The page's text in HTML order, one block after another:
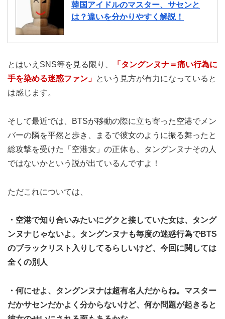
韓国アイドルのマスター、サセンと
は？違いを分かりやすく解説！
とはいえSNS等を見る限り、
「タングンヌナ＝痛い行為に
手を染める迷惑ファン」 という見方が有力になっていると
は感じます。
そして最近では、BTSが移動の際に立ち寄った空港でメン
バーの隣を平然と歩き、まるで彼女のように振る舞ったと
総攻撃を受けた「空港女」の正体も、タングンヌナその人
ではないかという説が出ているんですよ！
ただこれについては、
・空港で知り合いみたいにグクと接していた女は、タング
ンヌナじゃないよ。タングンヌナも毎度の迷惑行為でBTS
のブラックリスト入りしてるらしいけど、今回に関しては
全くの別人
・何にせよ、タングンヌナは超有名人だからね。マスター
だかサセンだかよく分からないけど、何か問題が起きると